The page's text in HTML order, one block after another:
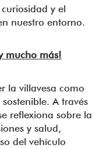
y el
nuestro entorno.
mucho más!
la villavesa como
A través
reflexiona sobre la
y salud,
del vehículo